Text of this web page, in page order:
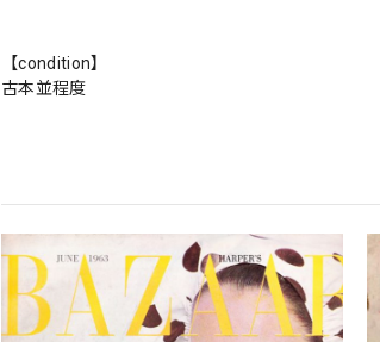
【condition】
古本並程度